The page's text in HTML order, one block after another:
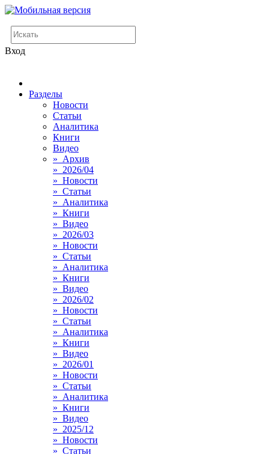
Вход
Разделы
Новости
Статьи
Аналитика
Книги
Видео
» Архив
» 2026/04
» Новости
» Статьи
» Аналитика
» Книги
» Видео
» 2026/03
» Новости
» Статьи
» Аналитика
» Книги
» Видео
» 2026/02
» Новости
» Статьи
» Аналитика
» Книги
» Видео
» 2026/01
» Новости
» Статьи
» Аналитика
» Книги
» Видео
» 2025/12
» Новости
» Статьи